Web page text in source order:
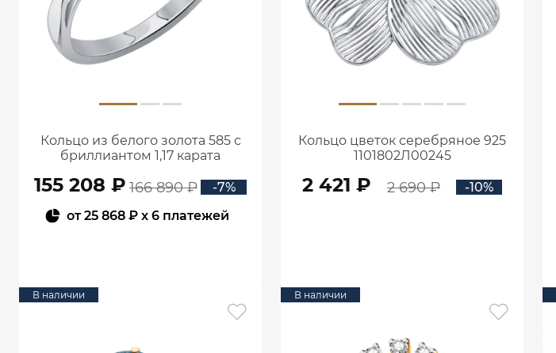
Кольцо из белого золота 585 с
бриллиантом 1,17 карата
155 208 ₽ 166 890 ₽
-7%
от25 868 ₽ x 6 платежей
Кольцо цветок серебряное 925
1101802Л00245
2 421 ₽ 2 690 ₽ -10%
В наличии В наличии